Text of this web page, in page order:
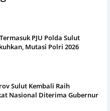
PJU Polda Sulut
Mutasi Polri 2026
Sulut Kembali Raih
Nasional Diterima Gubernur